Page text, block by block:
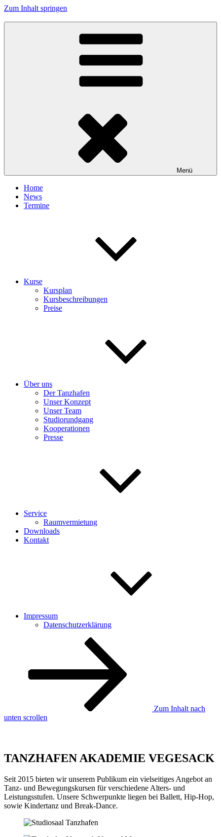
Zum Inhalt springen
Tanzhafen Bremen
Menü
Home
News
Termine
Kurse
Kursplan
Kursbeschreibungen
Preise
Über uns
Der Tanzhafen
Unser Konzept
Unser Team
Studiorundgang
Kooperationen
Presse
Service
Raumvermietung
Downloads
Kontakt
Impressum
Datenschutzerklärung
Zum Inhalt nach
unten scrollen
TANZHAFEN AKADEMIE VEGESACK
Seit 2015 bieten wir unserem Publikum ein vielseitiges Angebot an
Tanz- und Bewegungskursen für verschiedene Alters- und
Leistungsstufen. Unsere Schwerpunkte liegen bei Ballett, Hip-Hop,
sowie Kindertanz und Break-Dance.